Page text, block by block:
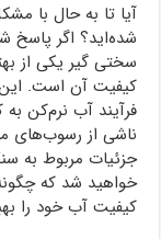
آیا تا به حال با
شده‌اید؟ اگر پاسخ
سختی گیر یکی از
کیفیت آن است. این
فرآیند آب نرم‌کن
ناشی از رسوب‌های
جزئیات مربوط به
خواهید شد که
کیفیت آب خود را